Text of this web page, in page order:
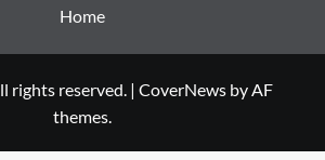
Home
rights reserved. | CoverNews by AF
themes.